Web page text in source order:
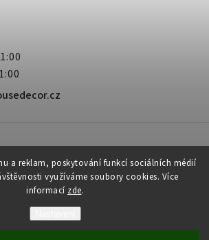
a reklam, poskytování funkcí sociálních médií
využíváme soubory cookies. Více
informací zde.